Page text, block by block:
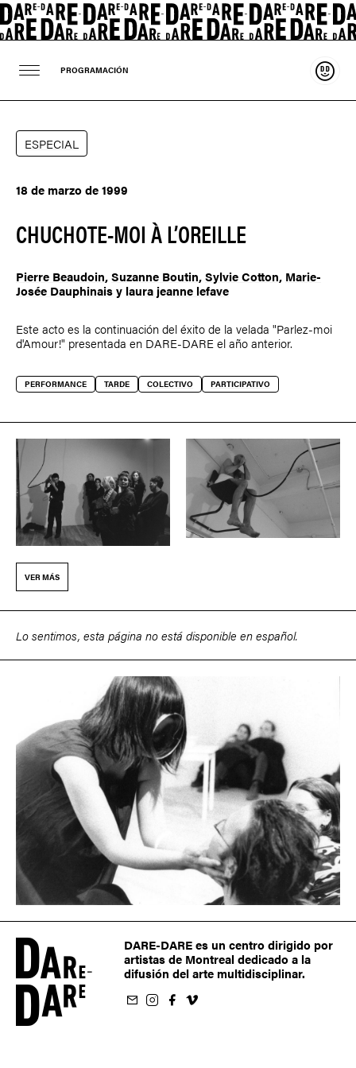
PROGRAMACIÓN
ESPECIAL
18 de marzo de 1999
CHUCHOTE-MOI À L’OREILLE
Pierre Beaudoin,Suzanne Boutin,Sylvie Cotton, Marie-
Josée Dauphinaisy laura jeanne lefave
Este acto es la continuación del éxito de la velada "Parlez-moi
d'Amour!" presentada en DARE-DARE el año anterior.
PERFORMANCE TARDE COLECTIVO PARTICIPATIVO
VER MÁS
Lo sentimos, esta página no está disponible en español.
DARE-DARE es un centro dirigido por
artistas de Montreal dedicado a la
difusión del arte multidisciplinar.
sur Instagram
sur Facebook
nous sur Vimeo